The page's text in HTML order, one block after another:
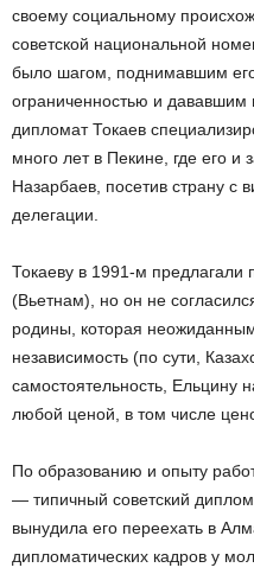
своему социальному
советской национальной
было шагом, поднимавшим
ограниченностью и
дипломат Токаев
много лет в Пекине, где его и
Назарбаев, посетив страну с
делегации.
Токаеву в 1991-м предлагали
(Вьетнам), но он не
родины, которая
независимость (по сути,
самостоятельность, Ельцину
любой ценой, в том числе
По образованию и опыту
— типичный советский
вынудила его переехать в
дипломатических кадров у